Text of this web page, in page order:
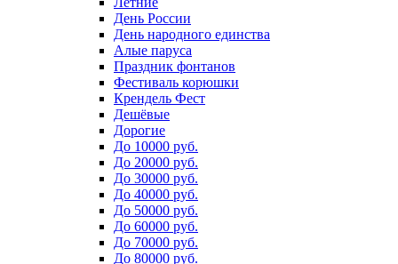
День России
День народного единства
Алые паруса
Праздник фонтанов
Фестиваль корюшки
Крендель Фест
Дешёвые
Дорогие
До 10000 руб.
До 20000 руб.
До 30000 руб.
До 40000 руб.
До 50000 руб.
До 60000 руб.
До 70000 руб.
До 80000 руб.